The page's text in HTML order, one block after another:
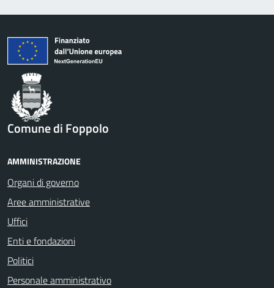
Comune di Foppolo
AMMINISTRAZIONE
Organi di governo
Aree amministrative
Uffici
Enti e fondazioni
Politici
Personale amministrativo